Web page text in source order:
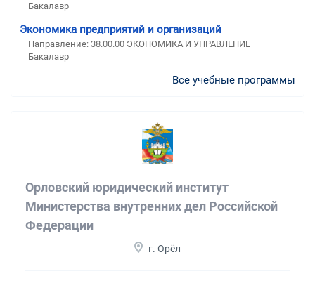
Бакалавр
Экономика предприятий и организаций
Направление: 38.00.00 ЭКОНОМИКА И УПРАВЛЕНИЕ
Бакалавр
Все учебные программы
Орловский юридический институт
Министерства внутренних дел Российской
Федерации
г. Орёл